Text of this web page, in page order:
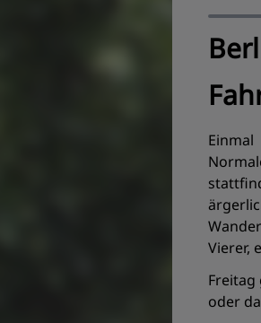
Vierer,
Freitag
oder